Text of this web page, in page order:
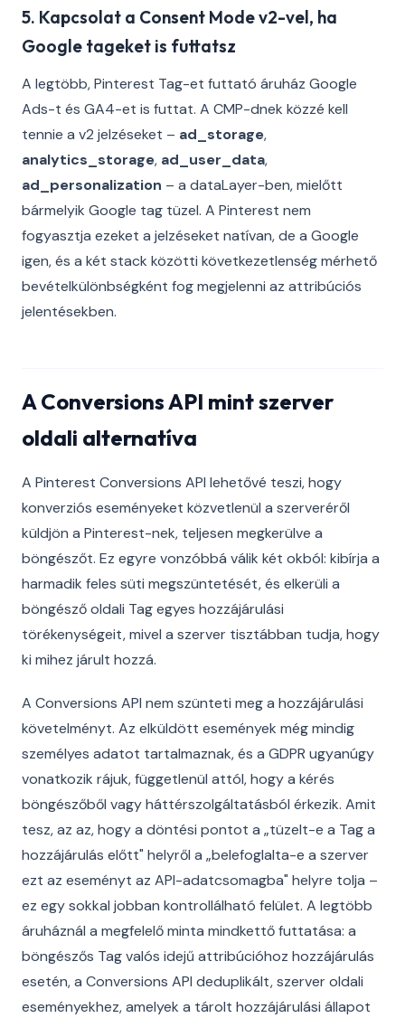
5. Kapcsolat a Consent Mode v2-vel, ha
Google tageket is futtatsz
A legtöbb, Pinterest Tag-et futtató áruház Google
Ads-t és GA4-et is futtat. A CMP-dnek közzé kell
tennie a v2 jelzéseket – ad_storage,
analytics_storage, ad_user_data,
ad_personalization – a dataLayer-ben, mielőtt
bármelyik Google tag tüzel. A Pinterest nem
fogyasztja ezeket a jelzéseket natívan, de a Google
igen, és a két stack közötti következetlenség mérhető
bevételkülönbségként fog megjelenni az attribúciós
jelentésekben.
A Conversions API mint szerver
oldali alternatíva
A Pinterest Conversions API lehetővé teszi, hogy
konverziós eseményeket közvetlenül a szerveréről
küldjön a Pinterest-nek, teljesen megkerülve a
böngészőt. Ez egyre vonzóbbá válik két okból: kibírja a
harmadik feles süti megszüntetését, és elkerüli a
böngésző oldali Tag egyes hozzájárulási
törékenységeit, mivel a szerver tisztábban tudja, hogy
ki mihez járult hozzá.
A Conversions API nem szünteti meg a hozzájárulási
követelményt. Az elküldött események még mindig
személyes adatot tartalmaznak, és a GDPR ugyanúgy
vonatkozik rájuk, függetlenül attól, hogy a kérés
böngészőből vagy háttérszolgáltatásból érkezik. Amit
tesz, az az, hogy a döntési pontot a „tüzelt-e a Tag a
hozzájárulás előtt" helyről a „belefoglalta-e a szerver
ezt az eseményt az API-adatcsomagba" helyre tolja –
ez egy sokkal jobban kontrollálható felület. A legtöbb
áruháznál a megfelelő minta mindkettő futtatása: a
böngészős Tag valós idejű attribúcióhoz hozzájárulás
esetén, a Conversions API deduplikált, szerver oldali
eseményekhez, amelyek a tárolt hozzájárulási állapot